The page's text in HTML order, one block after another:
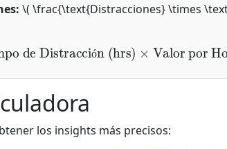
\( \frac{\text{Distracciones} \times
ó
de Distracción (hrs) ×
los insights más precisos: